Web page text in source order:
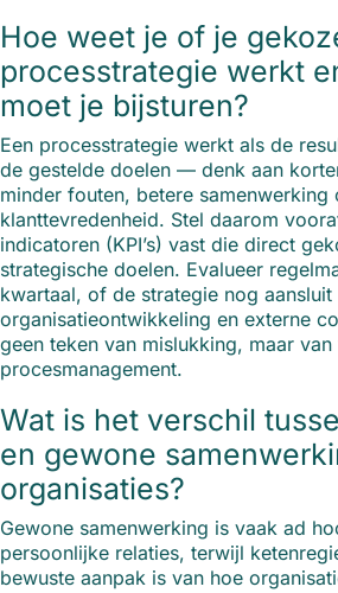
Hoe weet je of je
processtrategie werkt
moet je bijsturen?
Een processtrategie werkt als de
de gestelde doelen — denk aan
minder fouten, betere samenwerking
klanttevredenheid. Stel daarom
indicatoren (KPI’s) vast die direct
strategische doelen. Evalueer
kwartaal, of de strategie nog
organisatieontwikkeling en externe
geen teken van mislukking, maar
procesmanagement.
Wat is het verschil
en gewone
organisaties?
Gewone samenwerking is vaak ad
persoonlijke relaties, terwijl
bewuste aanpak is van hoe